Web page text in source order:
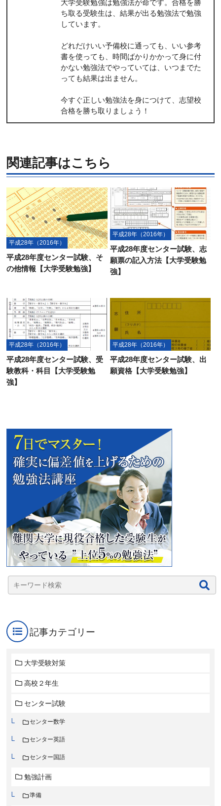
大学受験勉強は勉強法が命です。合格を勝
ち取る受験生は、結果が出る勉強法で勉強
しています。
どれだけいい予備校に通っても、いい参考
書を使っても、時間ばかりかかって身に付
かない勉強法でやっていては、いつまでた
っても結果は出ません。
今すぐ正しい勉強法を身につけて、志望校
合格を勝ち取りましょう！
関連記事はこちら
平成28年（2016年）
平成28年度センター試験、そ
の他情報【大学受験勉強】
平成28年（2016年）
平成28年度センター試験、志
願票の記入方法【大学受験勉
強】
平成28年（2016年）
平成28年度センター試験、受
験教科・科目【大学受験勉
強】
平成28年（2016年）
平成28年度センター試験、出
願資格【大学受験勉強】
記事カテゴリー
大学受験対策
高校２年生
センター試験
センター数学
センター英語
センター国語
勉強計画
準備